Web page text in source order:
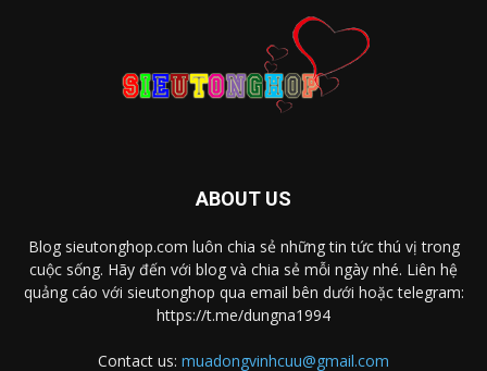
ABOUT US
Blog sieutonghop.com luôn chia sẻ những tin tức thú vị trong
cuộc sống. Hãy đến với blog và chia sẻ mỗi ngày nhé. Liên hệ
quảng cáo với sieutonghop qua email bên dưới hoặc telegram:
https://t.me/dungna1994
Contact us: muadongvinhcuu@gmail.com